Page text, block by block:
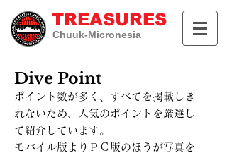
Chuuk-Micronesia
TREASURES
Dive Point
ポイント数が多く、すべてを掲載しき
れないため、人気のポイントを厳選し
て紹介しています。
​モバイル版よりＰＣ版のほうが写真を